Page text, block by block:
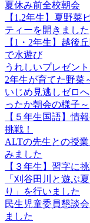
夏休み前全校朝会
【1.2年生】夏野菜
ティーを開きました
【1・2年生】越後
で水遊び
うれしいプレゼント
2年生が育てた野菜
いじめ見逃しゼロ
ったか朝会の様子～
【５年生国語】情
挑戦！
ALTの先生との授業
みました
【３年生】習字に挑
「刈谷田川と遊ぶ
り」を行いました
民生児童委員懇談
ました